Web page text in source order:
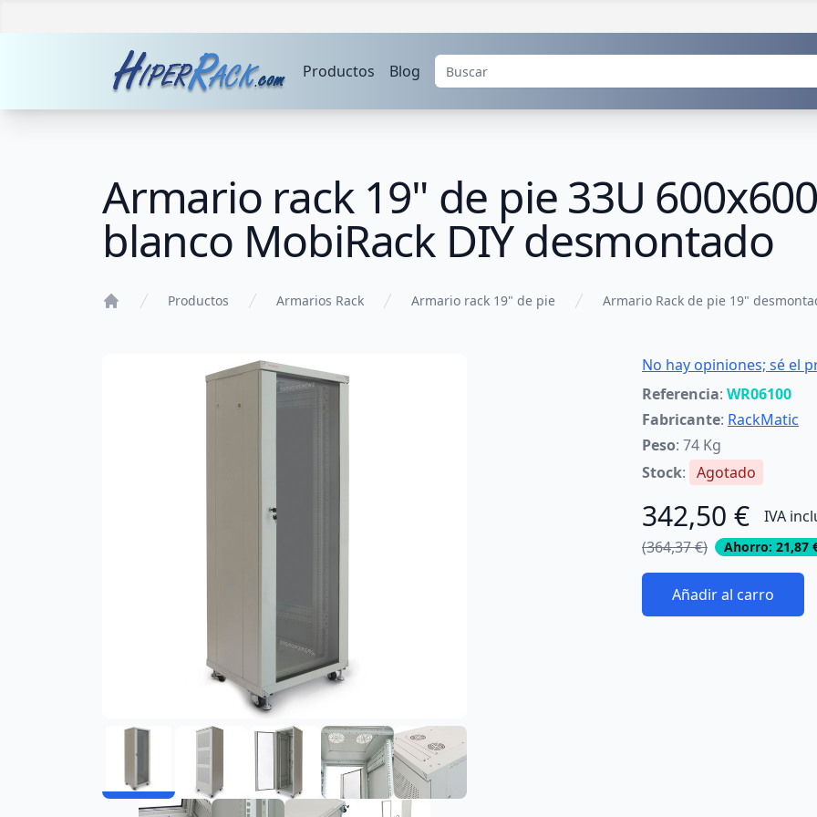
Productos Blog
Armario rack 19" de pie 33U
blanco MobiRack DIY desmontado
Productos Armarios Rack Armario rack 19" de pie Armario Rack de pie 19"
No hay opiniones; sé el
Referencia: WR06100
Fabricante: RackMatic
Peso: 74 Kg
Stock: Agotado
342,50 €
IVA
(364,37 €)
Ahorro: 21,87
Añadir al carro